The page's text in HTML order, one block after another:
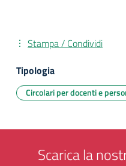
Stampa / Condividi
Tipologia
Circolari per docenti e
Scarica la